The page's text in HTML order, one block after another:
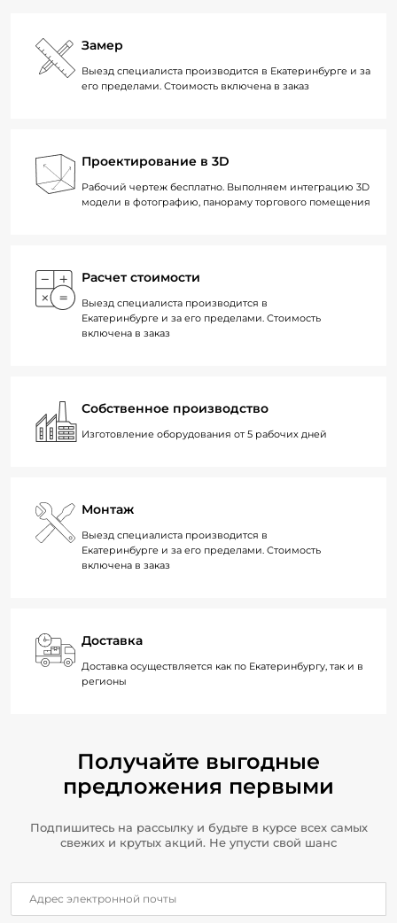
Замер
Выезд специалиста производится в Екатеринбурге и за
его пределами. Стоимость включена в заказ
Проектирование в 3D
Рабочий чертеж бесплатно. Выполняем интеграцию 3D
модели в фотографию, панораму торгового помещения
Расчет стоимости
Выезд специалиста производится в
Екатеринбурге и за его пределами. Стоимость
включена в заказ
Собственное производство
Изготовление оборудования от 5 рабочих дней
Монтаж
Выезд специалиста производится в
Екатеринбурге и за его пределами. Стоимость
включена в заказ
Доставка
Доставка осуществляется как по Екатеринбургу, так и в
регионы
Получайте выгодные
предложения первыми
Подпишитесь на рассылку и будьте в курсе всех самых
свежих и крутых акций. Не упусти свой шанс